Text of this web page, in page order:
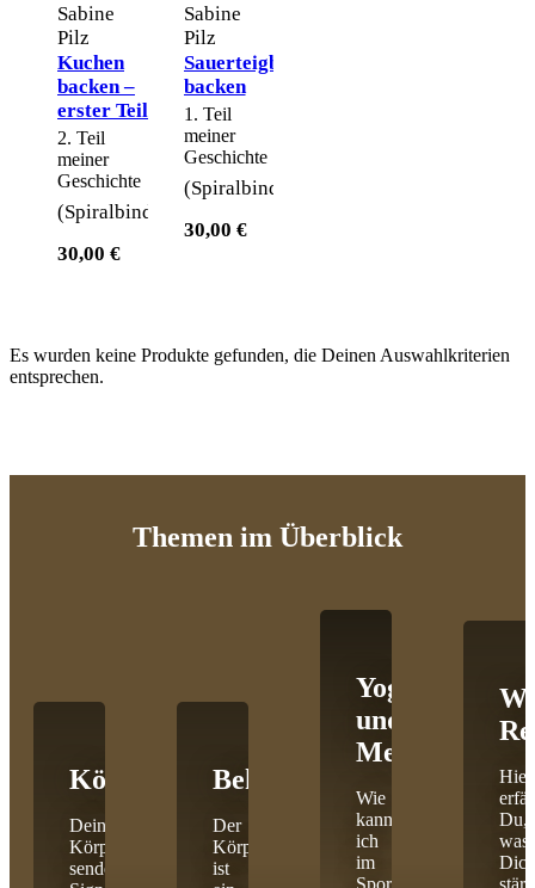
Sabine
Pilz
Kuchen
backen –
erster Teil
2. Teil
meiner
Geschichte
(Spiralbindung)
30,00 €
Sabine
Pilz
Sauerteigbrote
backen
1. Teil
meiner
Geschichte
(Spiralbindung)
30,00 €
Es wurden keine Produkte gefunden, die Deinen Auswahlkriterien
entsprechen.
Themen im Überblick
Körpercoaching
Dein
Körper
sendet
Behandlungen
Der
Körper
ist
Yoga
und
Meditation
Wie
kann
ich
im
Hier
Du,
was
Dich